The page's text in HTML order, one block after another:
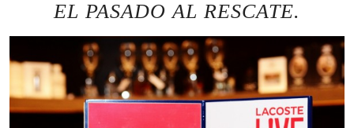
EL PASADO AL RESCATE.